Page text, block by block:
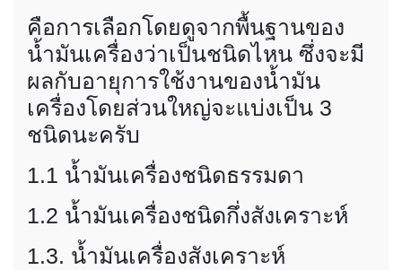
คือการเลือกโดยดูจากพื้นฐานของ
น้ำมันเครื่องว่าเป็นชนิดไหน ซึ่งจะมี
ผลกับอายุการใช้งานของน้ำมัน
เครื่องโดยส่วนใหญ่จะแบ่งเป็น 3
ชนิดนะครับ
1.1 น้ำมันเครื่องชนิดธรรมดา
1.2 น้ำมันเครื่องชนิดกึ่งสังเคราะห์
1.3. น้ำมันเครื่องสังเคราะห์